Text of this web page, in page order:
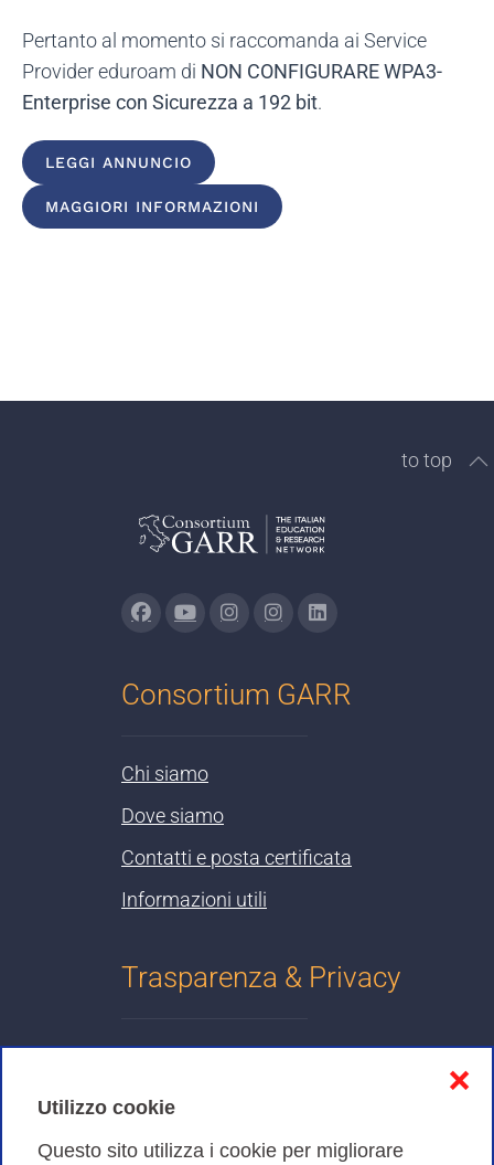
Utilizzo cookie
Questo sito utilizza i cookie per migliorare
❌
Pertanto al momento si raccomanda ai Service
Provider eduroam di NON CONFIGURARE WPA3-
Enterprise con Sicurezza a 192 bit.
LEGGI ANNUNCIO
MAGGIORI INFORMAZIONI
to top
Consortium GARR
Chi siamo
Dove siamo
Contatti e posta certificata
Informazioni utili
Trasparenza & Privacy
Cookies Policy
Amministrazione trasparente